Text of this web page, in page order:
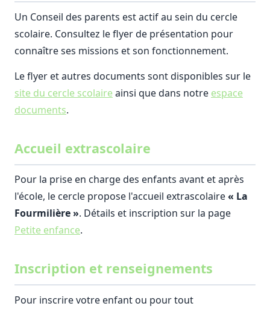
Un Conseil des parents est actif au sein du cercle
scolaire. Consultez le flyer de présentation pour
connaître ses missions et son fonctionnement.
Le flyer et autres documents sont disponibles sur le
site du cercle scolaire ainsi que dans notre espace
documents.
Accueil extrascolaire
Pour la prise en charge des enfants avant et après
l'école, le cercle propose l'accueil extrascolaire« La
Fourmilière ». Détails et inscription sur la page
Petite enfance.
Inscription et renseignements
Pour inscrire votre enfant ou pour tout